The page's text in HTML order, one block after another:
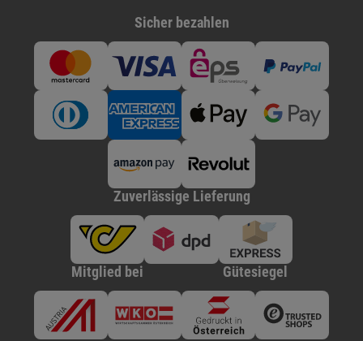
Sicher bezahlen
Zuverlässige Lieferung
Mitglied bei Gütesiegel